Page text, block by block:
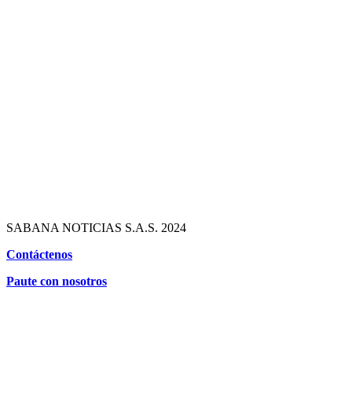
SABANA NOTICIAS S.A.S. 2024
Contáctenos
Paute con nosotros